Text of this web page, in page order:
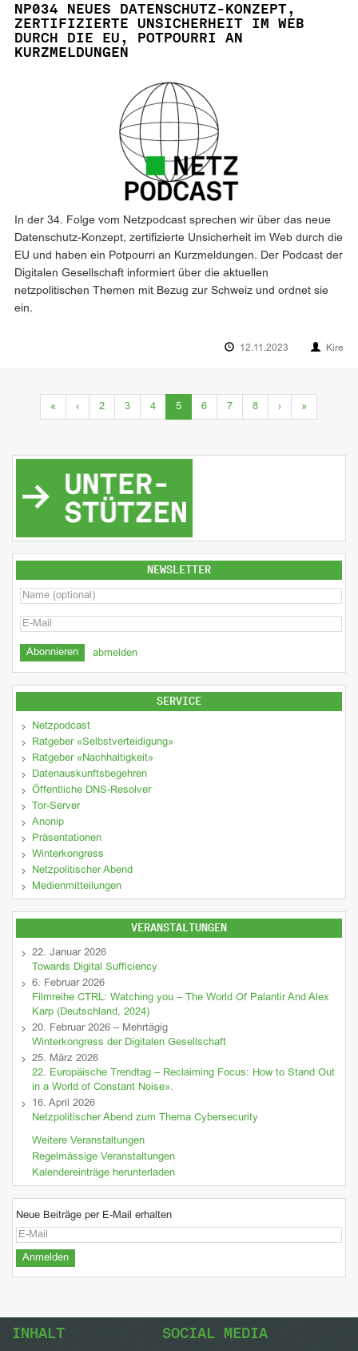
NP034 NEUES DATENSCHUTZ-KONZEPT,
ZERTIFIZIERTE UNSICHERHEIT IM WEB
DURCH DIE EU, POTPOURRI AN
KURZMELDUNGEN
In der 34. Folge vom Netzpodcast sprechen wir über das neue
Datenschutz-Konzept, zertifizierte Unsicherheit im Web durch die
EU und haben ein Potpourri an Kurzmeldungen. Der Podcast der
Digitalen Gesellschaft informiert über die aktuellen
netzpolitischen Themen mit Bezug zur Schweiz und ordnet sie
ein.
12.11.2023 Kire
« ‹ 2 3 4 5(current)
6 7 8 › »
NEWSLETTER
abmelden
SERVICE
Netzpodcast
Ratgeber «Selbstverteidigung»
Ratgeber «Nachhaltigkeit»
Datenauskunftsbegehren
Öffentliche DNS-Resolver
Tor-Server
Anonip
Präsentationen
Winterkongress
Netzpolitischer Abend
Medienmitteilungen
VERANSTALTUNGEN
22. Januar 2026
Towards Digital Sufficiency
6. Februar 2026
Filmreihe CTRL: Watching you – The World Of Palantir And Alex
Karp (Deutschland, 2024)
20. Februar 2026 – Mehrtägig
Winterkongress der Digitalen Gesellschaft
25. März 2026
22. Europäische Trendtag – Reclaiming Focus: How to Stand Out
in a World of Constant Noise».
16. April 2026
Netzpolitischer Abend zum Thema Cybersecurity
Weitere Veranstaltungen
Regelmässige Veranstaltungen
Kalendereinträge herunterladen
Neue Beiträge per E-Mail erhalten
INHALT SOCIAL MEDIA